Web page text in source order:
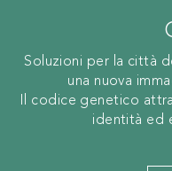
Soluzioni per la città
una nuova
Il codice genetico
identità ed